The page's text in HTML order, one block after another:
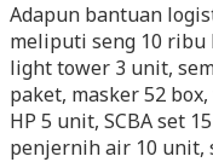
Adapun bantuan
meliputi seng 10 ribu
light tower 3 unit,
paket, masker 52
HP 5 unit, SCBA set
penjernih air 10 unit,